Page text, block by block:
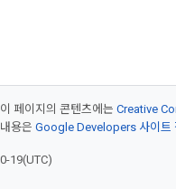
페이지의 콘텐츠에는 Creative
용은 Google Developers 사이트
19(UTC)